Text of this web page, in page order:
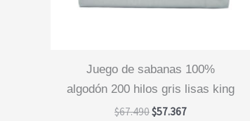
juego de sabanas 100%
algodón 200 hilos gris lisas king
$67.490El
$57.367El